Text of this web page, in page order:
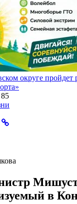
округе пройдет
85
в